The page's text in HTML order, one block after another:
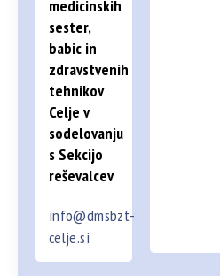
medicinskih
sester,
babic in
zdravstvenih
tehnikov
Celje v
sodelovanju
s Sekcijo
reševalcev
info@dmsbzt-
celje.si